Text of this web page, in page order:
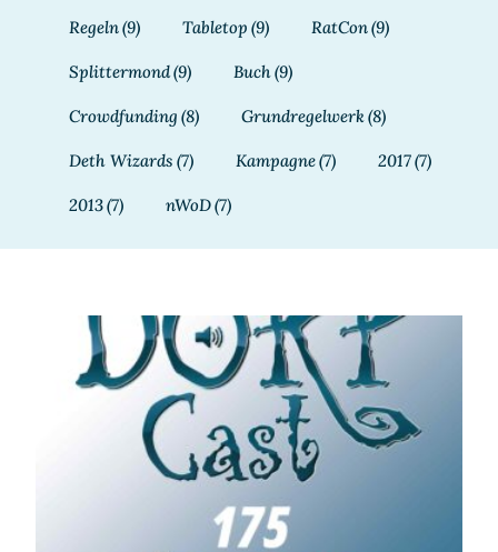
Regeln(9) Tabletop (9) RatCon(9)
Splittermond(9) Buch(9)
Crowdfunding (8) Grundregelwerk(8)
Deth Wizards (7) Kampagne(7) 2017(7)
2013(7) nWoD(7)
DORPCast 175: Fanwerk und
Community-Programme